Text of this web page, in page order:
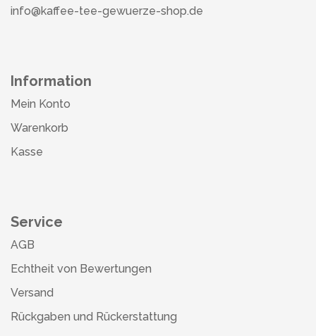
info@kaffee-tee-gewuerze-shop.de
Information
Mein Konto
Warenkorb
Kasse
Service
AGB
Echtheit von Bewertungen
Versand
Rückgaben und Rückerstattung